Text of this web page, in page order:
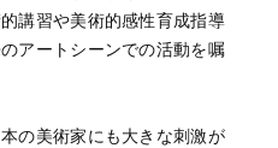
講習や美術的感性育成指導
アートシーンでの活動を嘱
の美術家にも大きな刺激が